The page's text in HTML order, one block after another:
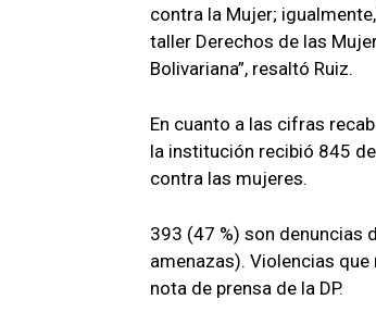
contra la Mujer;
taller Derechos de las
Bolivariana”, resaltó Ruiz.
En cuanto a las cifras
la institución recibió 845
contra las mujeres.
393 (47 %) son denuncias
amenazas). Violencias
nota de prensa de la DP.